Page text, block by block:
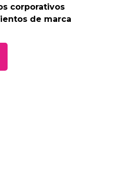
corporativos
de marca